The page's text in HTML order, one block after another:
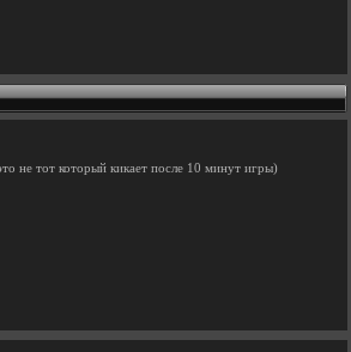
не тот который кикает после 10 минут игры)